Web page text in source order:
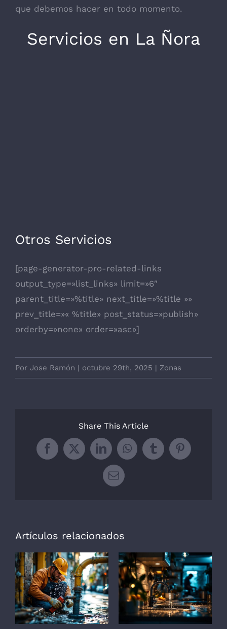
que debemos hacer en todo momento.
Servicios en La Ñora
Otros Servicios
[page-generator-pro-related-links
output_type=»list_links» limit=»6″
parent_title=»%title» next_title=»%title »»
prev_title=»« %title» post_status=»publish»
orderby=»none» order=»asc»]
Por Jose Ramón octubre 29th, 2025 Zonas
Share This Article
Facebook
X LinkedInWhatsApp
TumblrPinterest
Correo
Artículos relacionados